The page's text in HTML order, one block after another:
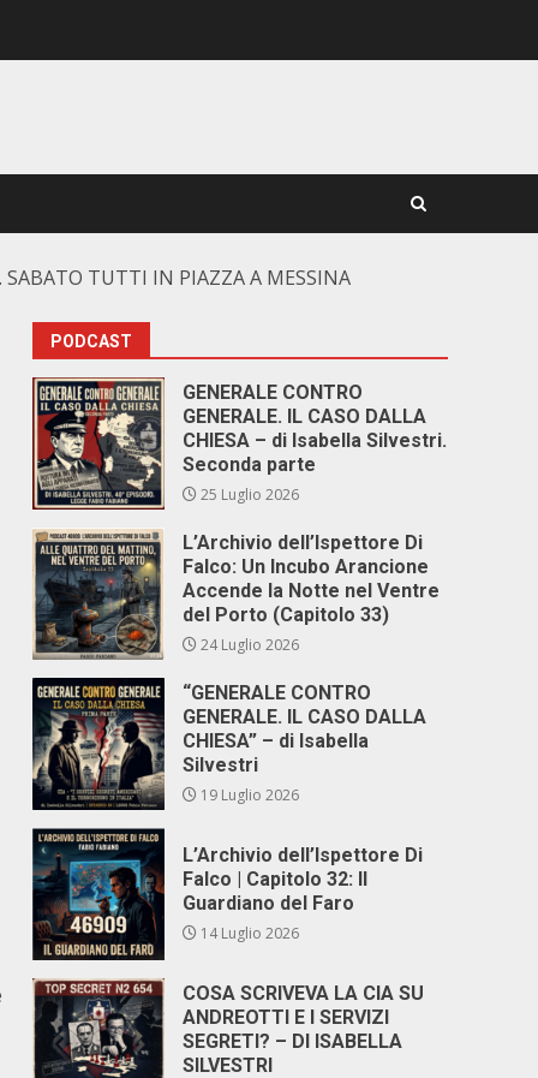
SABATO TUTTI IN PIAZZA A MESSINA
PODCAST
GENERALE CONTRO
GENERALE. IL CASO DALLA
CHIESA – di Isabella Silvestri.
Seconda parte
25 Luglio 2026
L’Archivio dell’Ispettore Di
Falco: Un Incubo Arancione
Accende la Notte nel Ventre
del Porto (Capitolo 33)
24 Luglio 2026
“GENERALE CONTRO
GENERALE. IL CASO DALLA
CHIESA” – di Isabella
Silvestri
19 Luglio 2026
L’Archivio dell’Ispettore Di
Falco | Capitolo 32: Il
Guardiano del Faro
14 Luglio 2026
COSA SCRIVEVA LA CIA SU
ANDREOTTI E I SERVIZI
SEGRETI? – DI ISABELLA
SILVESTRI